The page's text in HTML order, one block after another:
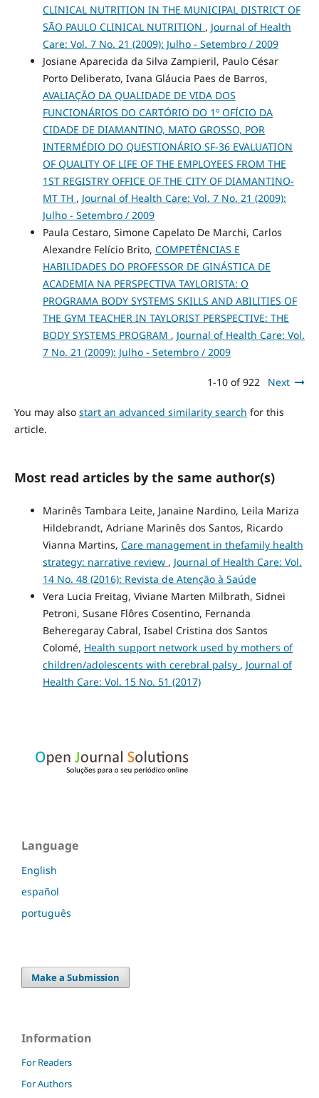
CLINICAL NUTRITION IN THE MUNICIPAL DISTRICT OF
SÃO PAULO CLINICAL NUTRITION , Journal of Health
Care: Vol. 7 No. 21 (2009): Julho - Setembro / 2009
Josiane Aparecida da Silva Zampieril, Paulo César
Porto Deliberato, Ivana Gláucia Paes de Barros,
AVALIAÇÃO DA QUALIDADE DE VIDA DOS
FUNCIONÁRIOS DO CARTÓRIO DO 1º OFÍCIO DA
CIDADE DE DIAMANTINO, MATO GROSSO, POR
INTERMÉDIO DO QUESTIONÁRIO SF-36 EVALUATION
OF QUALITY OF LIFE OF THE EMPLOYEES FROM THE
1ST REGISTRY OFFICE OF THE CITY OF DIAMANTINO-
MT TH , Journal of Health Care: Vol. 7 No. 21 (2009):
Julho - Setembro / 2009
Paula Cestaro, Simone Capelato De Marchi, Carlos
Alexandre Felício Brito, COMPETÊNCIAS E
HABILIDADES DO PROFESSOR DE GINÁSTICA DE
ACADEMIA NA PERSPECTIVA TAYLORISTA: O
PROGRAMA BODY SYSTEMS SKILLS AND ABILITIES OF
THE GYM TEACHER IN TAYLORIST PERSPECTIVE: THE
BODY SYSTEMS PROGRAM , Journal of Health Care: Vol.
7 No. 21 (2009): Julho - Setembro / 2009
1-10 of 922 Next
You may also start an advanced similarity search for this
article.
Most read articles by the same author(s)
Marinês Tambara Leite, Janaine Nardino, Leila Mariza
Hildebrandt, Adriane Marinês dos Santos, Ricardo
Vianna Martins, Care management in thefamily health
strategy: narrative review , Journal of Health Care: Vol.
14 No. 48 (2016): Revista de Atenção à Saúde
Vera Lucia Freitag, Viviane Marten Milbrath, Sidnei
Petroni, Susane Flôres Cosentino, Fernanda
Beheregaray Cabral, Isabel Cristina dos Santos
Colomé, Health support network used by mothers of
children/adolescents with cerebral palsy , Journal of
Health Care: Vol. 15 No. 51 (2017)
Language
English
español
português
Make a Submission
Information
For Readers
For Authors